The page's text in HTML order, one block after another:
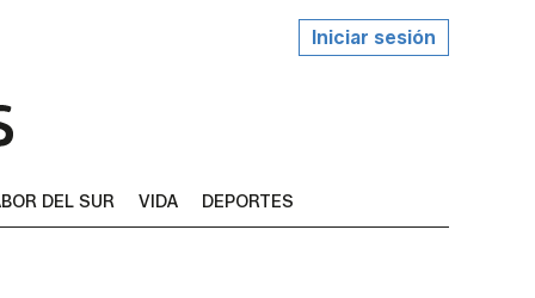
Iniciar sesión
DEL SUR VIDA DEPORTES